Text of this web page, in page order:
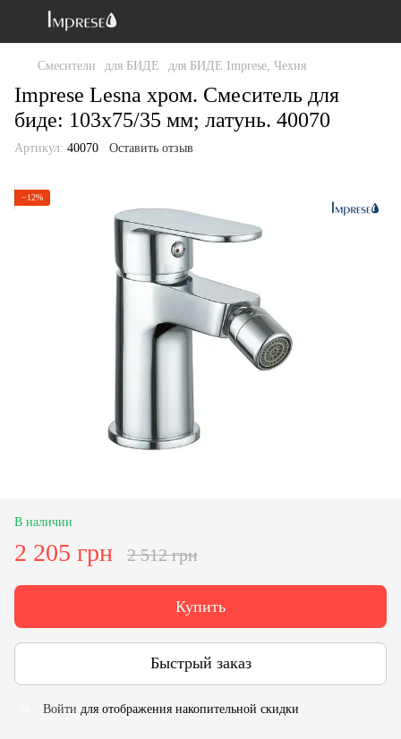
Смесители для БИДЕ для БИДЕ Imprese, Чехия
Imprese Lesna хром. Смеситель для
биде: 103x75/35 мм; латунь. 40070
Артикул: 40070 Оставить отзыв
−12%
В наличии
2 205 грн 2 512 грн
Купить
Быстрый заказ
Войти для отображения накопительной скидки